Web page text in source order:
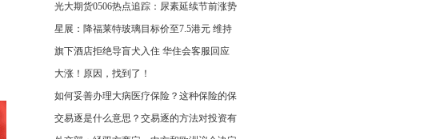
光大期货0506热点追踪：尿素延续节前涨势
星展：降福莱特玻璃目标价至7.5港元 维持
旗下酒店拒绝导盲犬入住 华住会客服回应
大涨！原因，找到了！
如何妥善办理大病医疗保险？这种保险的保
交易逐是什么意思？交易逐的方法对投资有